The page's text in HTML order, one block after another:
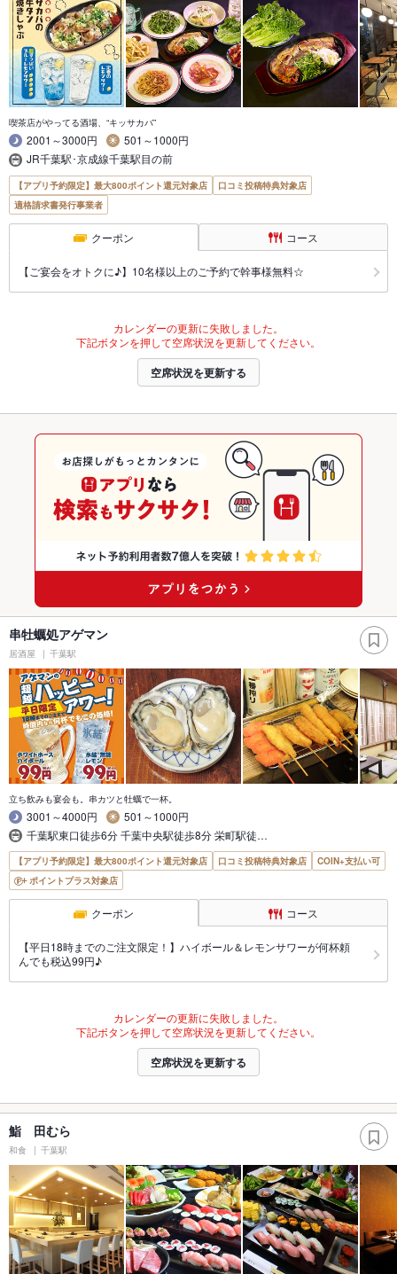
喫茶店がやってる酒場、“キッサカバ”
2001～3000円
501～1000円
JR千葉駅･京成線千葉駅目の前
【アプリ予約限定】最大800ポイント還元対象店
口コミ投稿特典対象店
適格請求書発行事業者
クーポン コース
【ご宴会をオトクに♪】10名様以上のご予約で幹事様無料☆
カレンダーの更新に失敗しました。
下記ボタンを押して空席状況を更新してください。
空席状況を更新する
串牡蠣処アゲマン
居酒屋 千葉駅
立ち飲みも宴会も。串カツと牡蠣で一杯。
3001～4000円
501～1000円
千葉駅東口徒歩6分 千葉中央駅徒歩8分 栄町駅徒…
【アプリ予約限定】最大800ポイント還元対象店 口コミ投稿特典対象店
COIN+支払い可
ポイントプラス対象店
クーポン コース
【平日18時までのご注文限定！】ハイボール＆レモンサワーが何杯頼
んでも税込99円♪
カレンダーの更新に失敗しました。
下記ボタンを押して空席状況を更新してください。
空席状況を更新する
鮨 田むら
和食 千葉駅